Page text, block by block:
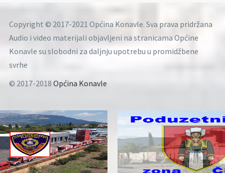
Copyright © 2017-2021 Općina Konavle. Sva prava pridržana
Audio i video materijali objavljeni na stranicama Općine
Konavle su slobodni za daljnju upotrebu u promidžbene
svrhe
© 2017-2018 Općina Konavle